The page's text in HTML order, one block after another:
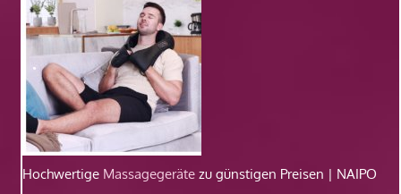
Hochwertige Massagegeräte zu günstigen Preisen | NAIPO